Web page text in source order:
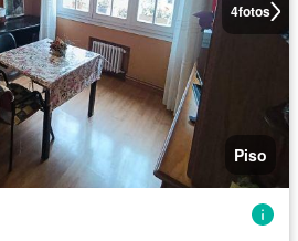
4fotos
Piso